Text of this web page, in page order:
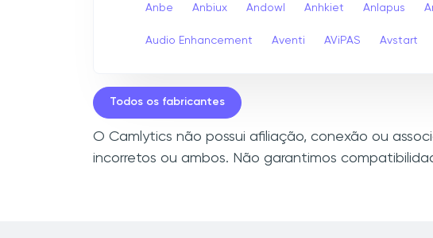
Anbe Anbiux Andowl Anhkiet Anlapus
Audio Enhancement Aventi AViPAS Avstart
Todos os fabricantes
O Camlytics não possui afiliação, conexão ou
incorretos ou ambos. Não garantimos